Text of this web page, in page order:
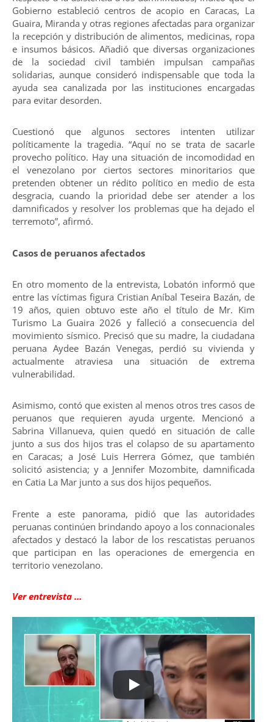
Gobierno estableció centros de acopio en Caracas, La
Guaira, Miranda y otras regiones afectadas para organizar
la recepción y distribución de alimentos, medicinas, ropa
e insumos básicos. Añadió que diversas organizaciones
de la sociedad civil también impulsan campañas
solidarias, aunque consideró indispensable que toda la
ayuda sea canalizada por las instituciones encargadas
para evitar desorden.
Cuestionó que algunos sectores intenten utilizar
políticamente la tragedia. “Aquí no se trata de sacarle
provecho político. Hay una situación de incomodidad en
el venezolano por ciertos sectores minoritarios que
pretenden obtener un rédito político en medio de esta
desgracia, cuando la prioridad debe ser atender a los
damnificados y resolver los problemas que ha dejado el
terremoto”, afirmó.
Casos de peruanos afectados
En otro momento de la entrevista, Lobatón informó que
entre las víctimas figura Cristian Aníbal Teseira Bazán, de
19 años, quien obtuvo este año el título de Mr. Kim
Turismo La Guaira 2026 y falleció a consecuencia del
movimiento sísmico. Precisó que su madre, la ciudadana
peruana Aydee Bazán Venegas, perdió su vivienda y
actualmente atraviesa una situación de extrema
vulnerabilidad.
Asimismo, contó que existen al menos otros tres casos de
peruanos que requieren ayuda urgente. Mencionó a
Sabrina Villanueva, quien quedó en situación de calle
junto a sus dos hijos tras el colapso de su apartamento
en Caracas; a José Luis Herrera Gómez, que también
solicitó asistencia; y a Jennifer Mozombite, damnificada
en Catia La Mar junto a sus dos hijos pequeños.
Frente a este panorama, pidió que las autoridades
peruanas continúen brindando apoyo a los connacionales
afectados y destacó la labor de los rescatistas peruanos
que participan en las operaciones de emergencia en
territorio venezolano.
Ver entrevista …